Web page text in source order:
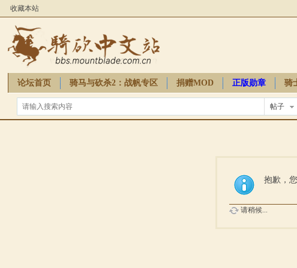
收藏本站
论坛首页 骑马与砍杀2：战帆专区 捐赠MOD 正版勋章 骑
骑砍周边
帖子
抱歉，
请稍候...